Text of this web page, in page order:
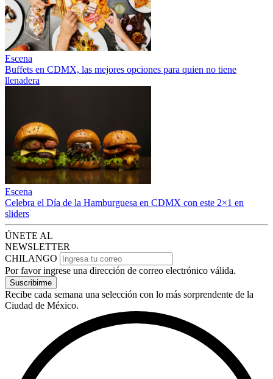
Escena
Buffets en CDMX, las mejores opciones para quien no tiene
llenadera
Escena
Celebra el Día de la Hamburguesa en CDMX con este 2×1 en
sliders
ÚNETE AL
NEWSLETTER
CHILANGO
Por favor ingrese una dirección de correo electrónico válida.
Suscribirme
Recibe cada semana una selección con lo más sorprendente de la
Ciudad de México.